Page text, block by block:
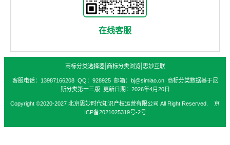
在线客服
商标分类选择器| 商标分类浏览| 思妙互联
客服电话：13987166208 QQ：928925 邮箱：bj@simiao.cn 商标分类数据基于尼
斯分类第十三版 更新日期：2026年4月20日
Copyright ©2020-2027 北京思妙时代知识产权运营有限公司 All Right Reserved. 京
ICP备2021025319号-2号